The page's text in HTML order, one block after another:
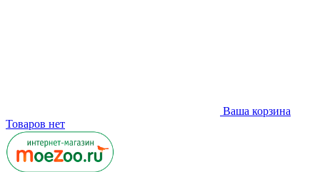
Ваша корзина
Товаров нет